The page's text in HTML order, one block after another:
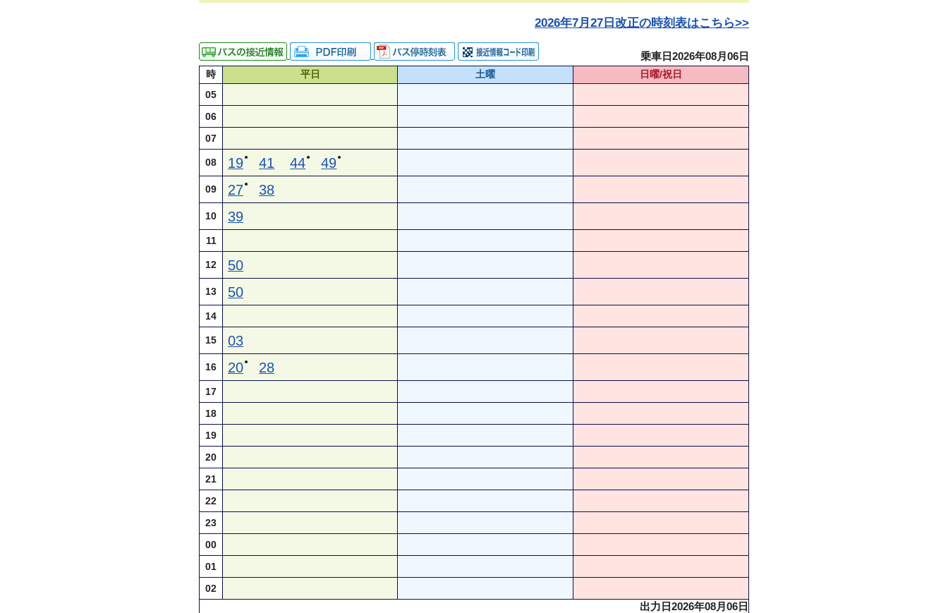
2026年7月27日改正の時刻表はこちら>>
乗車日2026年08月06日
時 平日 土曜
日曜/祝日
05
06
07
08 19● 41 44● 49●
09 27● 38
10 39
11
12 50
13 50
14
15 03
16 20● 28
17
18
19
20
21
22
23
00
01
02
出力日2026年08月06日